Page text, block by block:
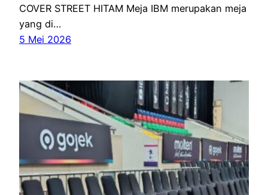
COVER STREET HITAM Meja IBM merupakan meja
yang di…
5 Mei 2026